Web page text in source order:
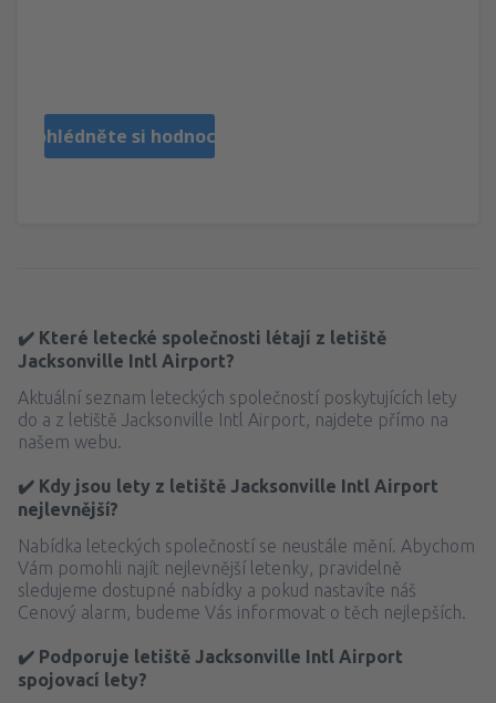
Prohlédněte si hodnocení
✔️ Které letecké společnosti létají z letiště
Jacksonville Intl Airport?
Aktuální seznam leteckých společností poskytujících lety
do a z letiště Jacksonville Intl Airport, najdete přímo na
našem webu.
✔️ Kdy jsou lety z letiště Jacksonville Intl Airport
nejlevnější?
Nabídka leteckých společností se neustále mění. Abychom
Vám pomohli najít nejlevnější letenky, pravidelně
sledujeme dostupné nabídky a pokud nastavíte náš
Cenový alarm, budeme Vás informovat o těch nejlepších.
✔️ Podporuje letiště Jacksonville Intl Airport
spojovací lety?